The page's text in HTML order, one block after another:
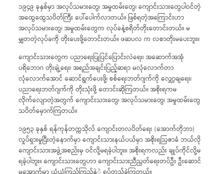
၁၉၄၉ ခုနှစ်မှာ အလုပ်သမားတွေ၊ အမှုထမ်းတွေ၊ ကျောင်းသားတွေပါဝင်တဲ့
အထွေထွေသပိတ်ကြီး ပေါ်ပေါက်လာတယ်။ ဖြစ်ရတဲ့အကြောင်းဟာ
အလုပ်သမားတွေ၊ အမှုထမ်းတွေက လုပ်ခနဲ့စရိတ်တိုးတောင်းတယ်။ မ
မျှတတဲ့လုပ်ခကို တိုးပေးဖို့တောင်းတယ်။ ဖဆပလ က လစာတိုးမပေးဘူး။
ကျောင်းသားတွေက ပညာရေးပြုပြင်ပြောင်းလဲရေး၊ အဆောက်အအုံ
ပရိဘောဂ တိုးချဲ့ရေး၊ အရည်အချင်းပြည့်ဆရာ မလုံလောက်တာ
လုံလောက်အောင် ဆောင်ရွက်ပေးဖို့၊ စစ်ရေးဘတ်ဂျက်ကို လျှော့ချရေး၊
ပညာရေးဘတ်ဂျက်ကို တိုးသုံးဖို့ တောင်းဆိုကြတယ်။ အစိုးရကမ
လိုက်လျောတဲ့အတွက် ကျောင်းသားတွေ၊ အလုပ်သမားတွေ၊ အမှုထမ်းတွေ
သပိတ်မှောက်ကြတယ်။
၁၉၅၃ ခုနှစ် ရန်ကုန်တက္ကသိုလ် ကျောင်းတလပိတ်ရေး (အောက်တိုဘာ)
လှုပ်ရှားမှုပြီးတဲ့နောက်မှာ ကျောင်းသားနယ်ပယ်မှာ အစိုးရဩဇာခံ ဘယ်လို
ကျောင်းသားအဖွဲ့အစည်းမှ ဝင်လို့မရခဲ့ပါဘူး။ အစိုးရကလည်း ချုပ်ကိုင်လို့မ
ရခဲ့ပါဘူး။ ကျောင်းသားတွေဟာ ကျောင်းသားညီညွတ်ရေးတပ်ဦး ဦးဆောင်